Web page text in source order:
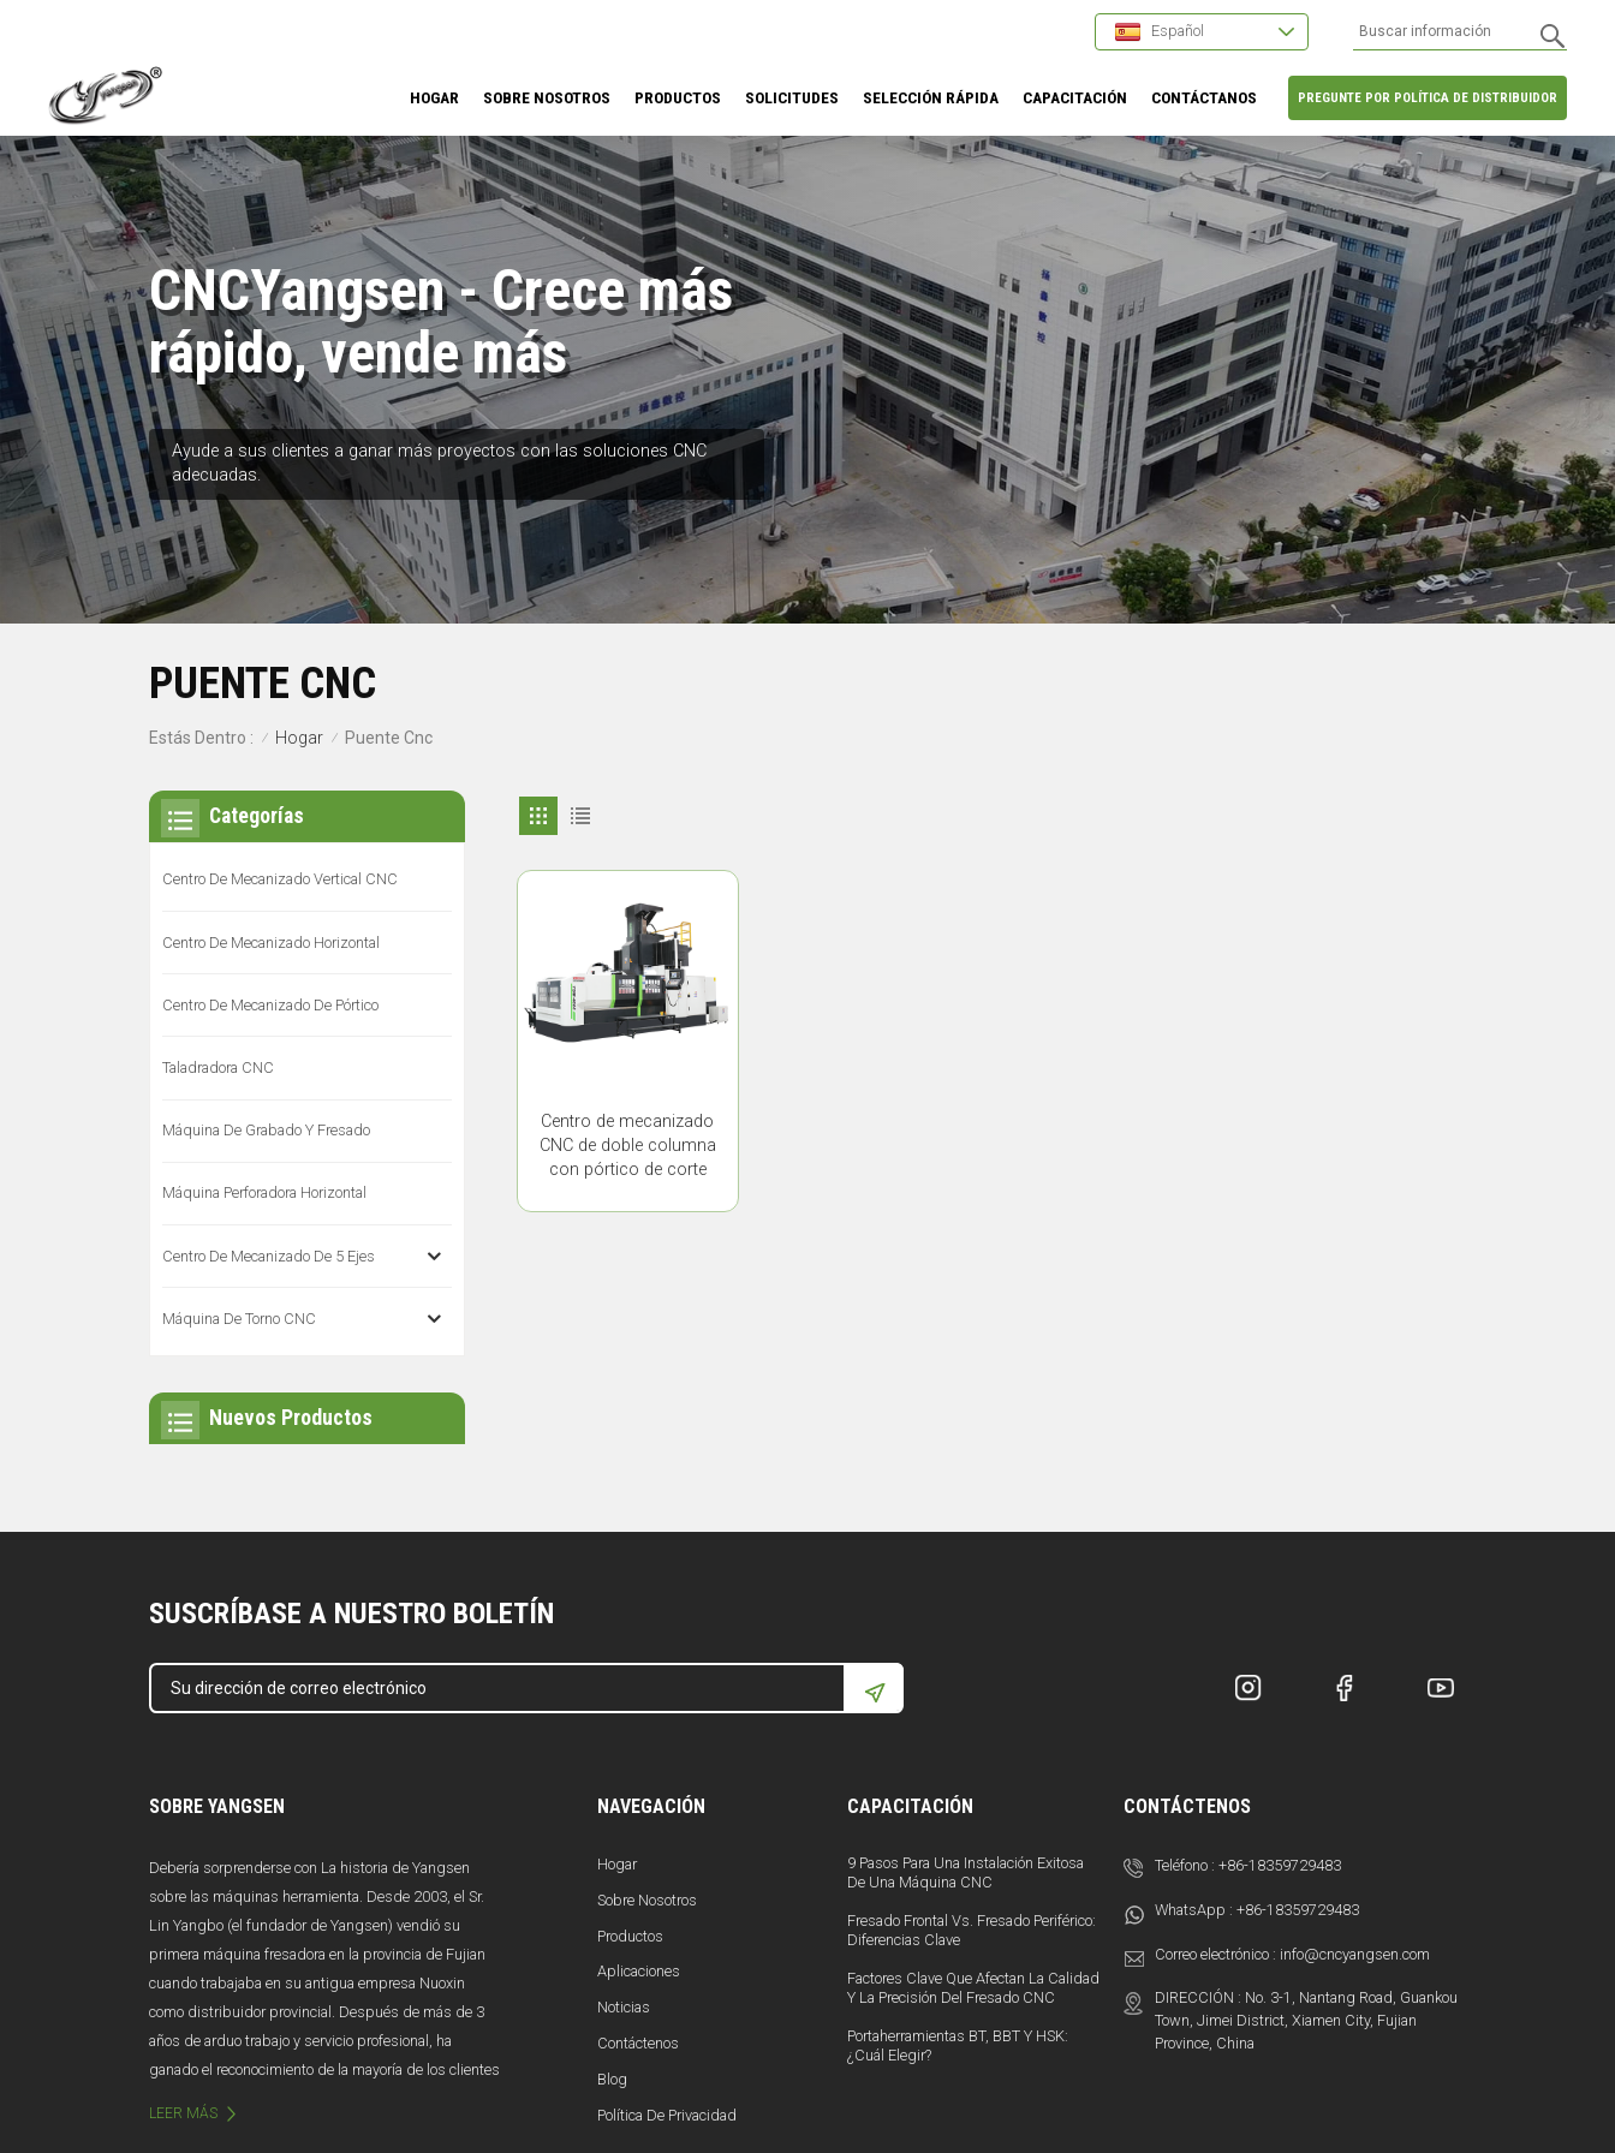
Español
PREGUNTE POR POLÍTICA DE DISTRIBUIDOR
HOGAR SOBRE NOSOTROS PRODUCTOS SOLICITUDES SELECCIÓN RÁPIDA CAPACITACIÓN CONTÁCTANOS
CNCYangsen - Crece más
rápido, vende más
Ayude a sus clientes a ganar más proyectos con las soluciones CNC
adecuadas.
PUENTE CNC
Estás Dentro : / Hogar / Puente Cnc
Centro de mecanizado
CNC de doble columna
con pórtico de corte
Categorías
Centro De Mecanizado Vertical CNC
Centro De Mecanizado Horizontal
Centro De Mecanizado De Pórtico
Taladradora CNC
Máquina De Grabado Y Fresado
Máquina Perforadora Horizontal
Centro De Mecanizado De 5 Ejes
Máquina De Torno CNC
Nuevos Productos
SUSCRÍBASE A NUESTRO BOLETÍN
SOBRE YANGSEN
Debería sorprenderse con La historia de Yangsen
sobre las máquinas herramienta. Desde 2003, el Sr.
Lin Yangbo (el fundador de Yangsen) vendió su
primera máquina fresadora en la provincia de Fujian
cuando trabajaba en su antigua empresa Nuoxin
como distribuidor provincial. Después de más de 3
años de arduo trabajo y servicio profesional, ha
ganado el reconocimiento de la mayoría de los clientes
los 100 millones de yuanes. Desafortunadamente,
LEER MÁS
NAVEGACIÓN
Hogar
Sobre Nosotros
Productos
Aplicaciones
Noticias
Contáctenos
Blog
Política De Privacidad
CAPACITACIÓN
9 Pasos Para Una Instalación Exitosa
De Una Máquina CNC
Fresado Frontal Vs. Fresado Periférico:
Diferencias Clave
Factores Clave Que Afectan La Calidad
Y La Precisión Del Fresado CNC
Portaherramientas BT, BBT Y HSK:
¿Cuál Elegir?
CONTÁCTENOS
Teléfono :+86-18359729483
WhatsApp :+86-18359729483
Correo electrónico : info@cncyangsen.com
DIRECCIÓN : No. 3-1, Nantang Road, Guankou
Town, Jimei District, Xiamen City, Fujian
Province, China